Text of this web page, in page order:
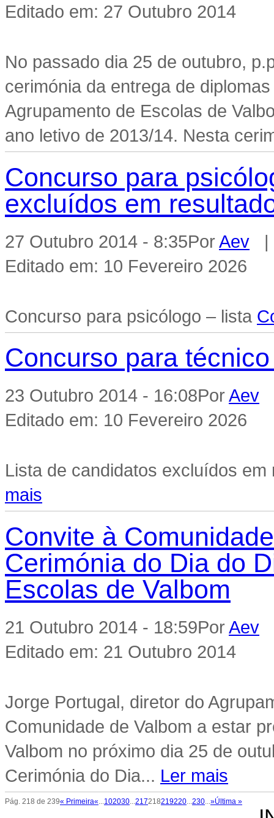
Editado em: 27 Outubro 2014
No passado dia 25 de outubro,
cerimónia da entrega de
Agrupamento de Escolas de
ano letivo de 2013/14. Nesta
Concurso para
excluídos em
27 Outubro 2014 - 8:35Por Aev |
Editado em: 10 Fevereiro 2026
Concurso para psicólogo – lista
Concurso para
23 Outubro 2014 - 16:08PorAev
Editado em: 10 Fevereiro 2026
Lista de candidatos excluídos
mais
Convite à
Cerimónia do Dia do
Escolas de Valbom
21 Outubro 2014 - 18:59PorAev
Editado em: 21 Outubro 2014
Jorge Portugal, diretor do
Comunidade de Valbom a estar
Valbom no próximo dia 25 de
Cerimónia do Dia... Ler mais
Pág. 218 de 239« Primeira«...102030...217218219220...230...»Última »